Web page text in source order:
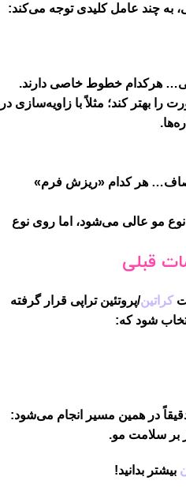
چند عامل کلیدی توجه می‌کند:
هرکدام خطوط خاصی دارند.
را بهتر کند؛ مثلاً با زاویه‌سازی در
صاف… هر کدام «ریزش فرم»
مو عالی می‌شود، اما روی نوع
کراتین/پروتئین تراپی قرار گرفته
شود که:
در همین مسیر انجام می‌شود:
بر سلامت مو.
بیشتر بدانید!